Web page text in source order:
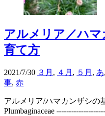
アルメリア／ハ
育て方
2021/7/30 ３月 , ４月 , ５月 , あ,
事, 赤
アルメリア/ハマカンザシ
Plumbaginaceae